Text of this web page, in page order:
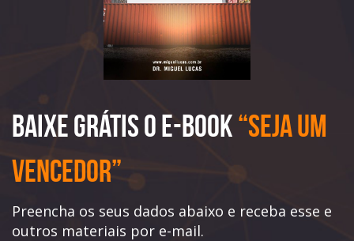
Baixe Grátis o e-book“Seja Um
Vencedor”
Preencha os seus dados abaixo e receba esse e
outros materiais por e-mail.